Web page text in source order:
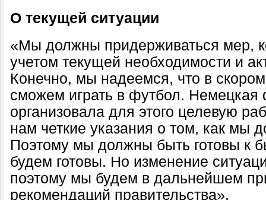
О текущей ситуации
«Мы должны придерживаться мер,
учетом текущей необходимости и
Конечно, мы надеемся, что в
сможем играть в футбол. Немецкая
организовала для этого целевую
нам четкие указания о том, как мы
Поэтому мы должны быть готовы к
будем готовы. Но изменение
поэтому мы будем в дальнейшем
рекомендаций правительства».